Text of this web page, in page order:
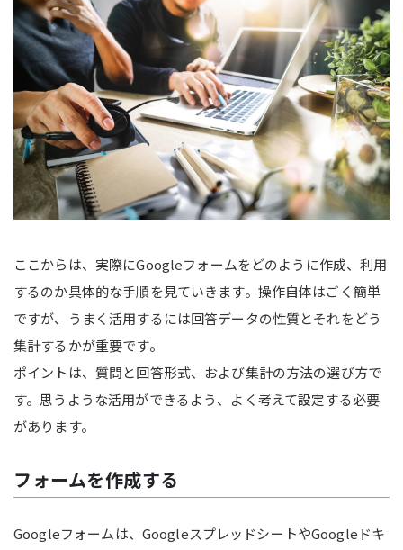
ここからは、実際にGoogleフォームをどのように作成、利用
するのか具体的な手順を見ていきます。操作自体はごく簡単
ですが、うまく活用するには回答データの性質とそれをどう
集計するかが重要です。
ポイントは、質問と回答形式、および集計の方法の選び方で
す。思うような活用ができるよう、よく考えて設定する必要
があります。
フォームを作成する
Googleフォームは、GoogleスプレッドシートやGoogleドキ